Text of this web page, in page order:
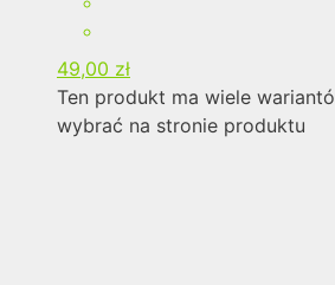
49,00 zł
Ten produkt ma wiele
wybrać na stronie produktu